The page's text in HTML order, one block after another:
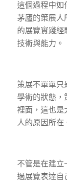
這個過程中如
茅廬的策展人
的展覽實踐經
技術與能力。
策展不單單只
學術的狀態，
裡面，這也是
人的原因所在
不管是在建立
過展覽表達